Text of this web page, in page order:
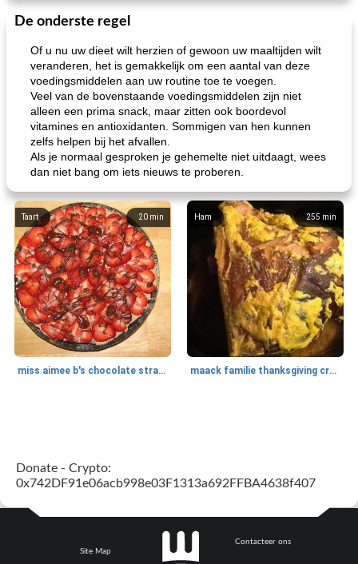
geroosterde tilapia parmezaan spaghetti squash i
De onderste regel
Of u nu uw dieet wilt herzien of gewoon uw maaltijden wilt
veranderen, het is gemakkelijk om een ​​aantal van deze
voedingsmiddelen aan uw routine toe te voegen.
Veel van de bovenstaande voedingsmiddelen zijn niet
alleen een prima snack, maar zitten ook boordevol
vitamines en antioxidanten. Sommigen van hen kunnen
zelfs helpen bij het afvallen.
Als je normaal gesproken je gehemelte niet uitdaagt, wees
dan niet bang om iets nieuws te proberen.
20 min
Taart
miss aimee b's chocolate strawberry pie
255 min
Ham
maack familie thanksgiving crock pot ham
Donate - Crypto:
0x742DF91e06acb998e03F1313a692FFBA4638f407
Site Map
Contacteer ons